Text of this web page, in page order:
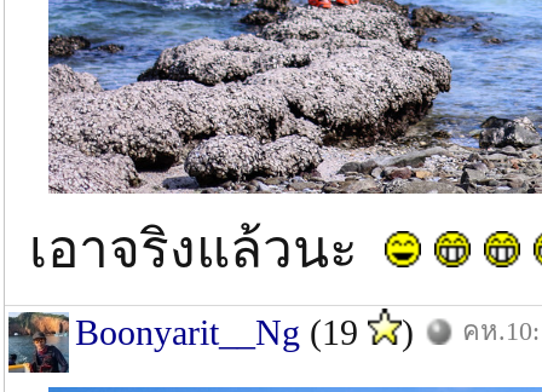
เอาจริงแล้วนะ
Boonyarit__Ng (19 ) คห